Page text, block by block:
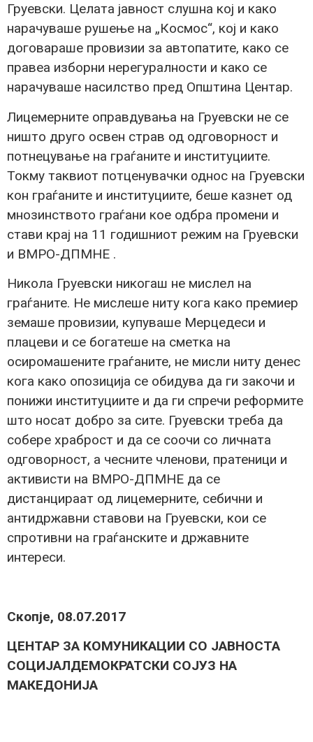
Груевски. Целата јавност слушна кој и како
нарачуваше рушење на „Космос“, кој и како
договараше провизии за автопатите, како се
правеа изборни нерегуралности и како се
нарачуваше насилство пред Општина Центар.
Лицемерните оправдувања на Груевски не се
ништо друго освен страв од одговорност и
потнецување на граѓаните и институциите.
Токму таквиот потценувачки однос на Груевски
кон граѓаните и институциите, беше казнет од
мнозинството граѓани кое одбра промени и
стави крај на 11 годишниот режим на Груевски
и ВМРО-ДПМНЕ .
Никола Груевски никогаш не мислел на
граѓаните. Не мислеше ниту кога како премиер
земаше провизии, купуваше Мерцедеси и
плацеви и се богатеше на сметка на
осиромашените граѓаните, не мисли ниту денес
кога како опозиција се обидува да ги закочи и
понижи институциите и да ги спречи реформите
што носат добро за сите. Груевски треба да
собере храброст и да се соочи со личната
одговорност, а чесните членови, пратеници и
активисти на ВМРО-ДПМНЕ да се
дистанцираат од лицемерните, себични и
антидржавни ставови на Груевски, кои се
спротивни на граѓанските и државните
интереси.
Скопје, 08.07.2017
ЦЕНТАР ЗА КОМУНИКАЦИИ СО ЈАВНОСТА
СОЦИЈАЛДЕМОКРАТСКИ СОЈУЗ НА
МАКЕДОНИЈА